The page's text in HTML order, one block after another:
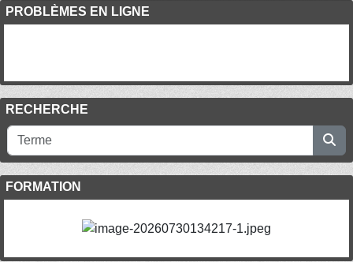
PROBLÈMES EN LIGNE
RECHERCHE
FORMATION